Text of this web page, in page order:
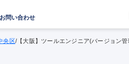
お問い合わせ
央区/【大阪】ツールエンジニア(バージョン